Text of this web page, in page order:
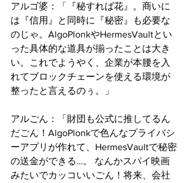
アルゴ婆：「『秘すれば花』。商いに
は『信用』と同時に『秘密』も必要な
のじゃ。AlgoPlonkやHermesVaultとい
った具体的な道具が揃ったことは大き
い。これでようやく、企業が本腰を入
れてブロックチェーンを使える環境が
整ったと言えるのぅ。」
アルごん：「財団も公式に推してるん
だごん！AlgoPlonkで色んなプライバシ
ーアプリが作れて、HermesVaultで秘密
の送金ができる…。 なんかスパイ映画
みたいでカッコいいごん！将来、会社